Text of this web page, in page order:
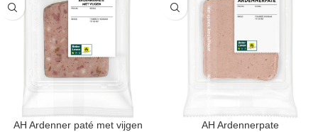
AH Ardenner paté met vijgen AH Ardennerpate